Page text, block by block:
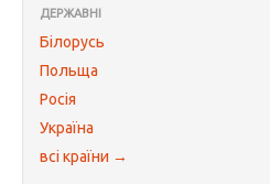
ДЕРЖАВНІ
Білорусь
Польща
Росія
Україна
всі країни →